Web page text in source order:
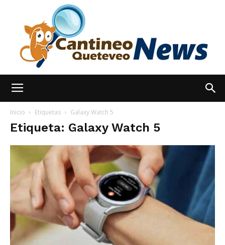
hoy
|
Inicio Etiquetas Galaxy Watch 5
Etiqueta: Galaxy Watch 5